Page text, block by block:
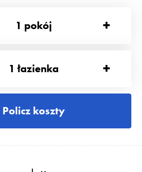
1 pokój +
1 łazienka +
Policz koszty